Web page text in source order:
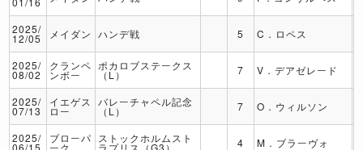
2025/
12/05 メイダン ハンデ戦 5 C．ロペス
2025/
08/02
クランペ
ンボー
ポカロブステークス
（L） 7 V．デアゼレード
2025/
07/13
イエゲス
ロー
バレーチャペル記念
（L） 7 O．ウィルソン
2025/ ブローパ ストックホルムスト 4 M．ブラーヴォ